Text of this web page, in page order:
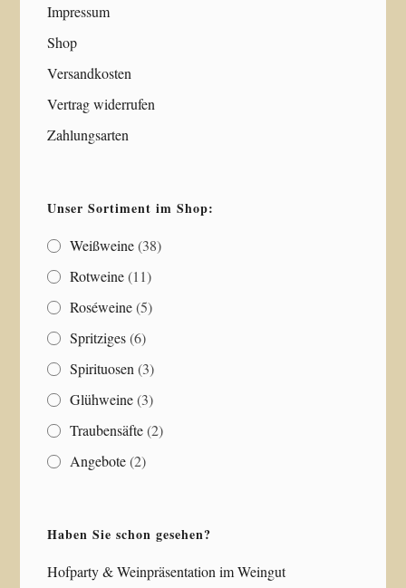
Impressum
Shop
Versandkosten
Vertrag widerrufen
Zahlungsarten
Unser Sortiment im Shop:
Weißweine (38)
Rotweine (11)
Roséweine (5)
Spritziges (6)
Spirituosen (3)
Glühweine (3)
Traubensäfte (2)
Angebote (2)
Haben Sie schon gesehen?
Hofparty & Weinpräsentation im Weingut